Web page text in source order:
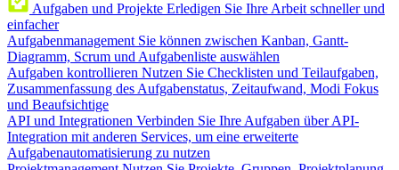
Aufgaben und Projekte Erledigen Sie Ihre Arbeit schneller und
einfacher
Aufgabenmanagement Sie können zwischen Kanban, Gantt-
Diagramm, Scrum und Aufgabenliste auswählen
Aufgaben kontrollieren Nutzen Sie Checklisten und Teilaufgaben,
Zusammenfassung des Aufgabenstatus, Zeitaufwand, Modi Fokus
und Beaufsichtige
API und Integrationen Verbinden Sie Ihre Aufgaben über API-
Integration mit anderen Services, um eine erweiterte
Aufgabenautomatisierung zu nutzen